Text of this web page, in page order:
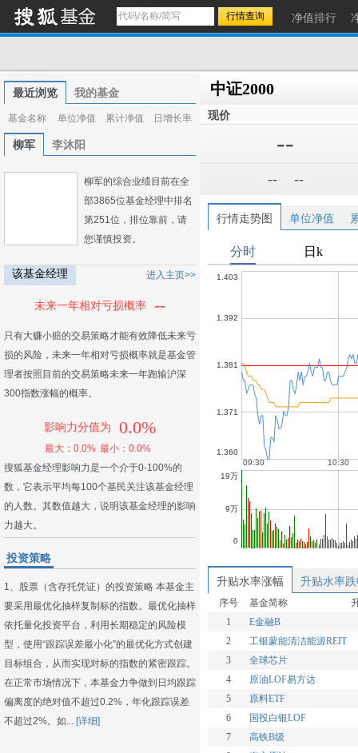
净值排行
最近浏览 我的基金
基金名称 单位净值 累计净值 日增长率
柳军 李沐阳
柳军的综合业绩目前在全
部3865位基金经理中排名
第251位，排位靠前，请
您谨慎投资。
该基金经理 进入主页>>
未来一年相对亏损概率 --
只有大赚小赔的交易策略才能有效降低未来亏
损的风险，未来一年相对亏损概率就是基金管
理者按照目前的交易策略未来一年跑输沪深
300指数涨幅的概率。
影响力分值为 0.0%
最大：0.0% 最小：0.0%
搜狐基金经理影响力是一个介于0-100%的
数，它表示平均每100个基民关注该基金经理
的人数。其数值越大，说明该基金经理的影响
力越大。
投资策略
1、股票（含存托凭证）的投资策略 本基金主
要采用最优化抽样复制标的指数。最优化抽样
依托量化投资平台，利用长期稳定的风险模
型，使用“跟踪误差最小化”的最优化方式创建
目标组合，从而实现对标的指数的紧密跟踪。
在正常市场情况下，本基金力争做到日均跟踪
偏离度的绝对值不超过0.2%，年化跟踪误差
不超过2%。如... [详细]
中证2000
现价
--
-- --
行情走势图 单位净值
升贴水率涨幅 升贴水率
序号 基金简称
1
E金融B
2
工银蒙能清洁能源REIT
3
全球芯片
4
原油LOF易方达
5
原料ETF
6
国投白银LOF
7
高铁B级